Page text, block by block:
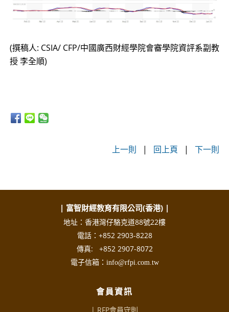
(撰稿人: CSIA/ CFP/中國廣西財經學院會審學院資評系副教
授 李全順)
上一則 | 回上頁 |下一則
| 富智財經教育有限公司(香港) |
地址：香港灣仔駱克道88號22樓
電話：+852 2903-8228
傳真: +852 2907-8072
電子信箱：info@rfpi.com.tw
會員資訊
| RFP會員守則